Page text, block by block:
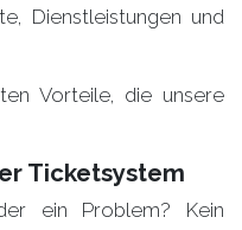
Dienstleistungen und
Vorteile, die unsere
Ticketsystem
ein Problem? Kein